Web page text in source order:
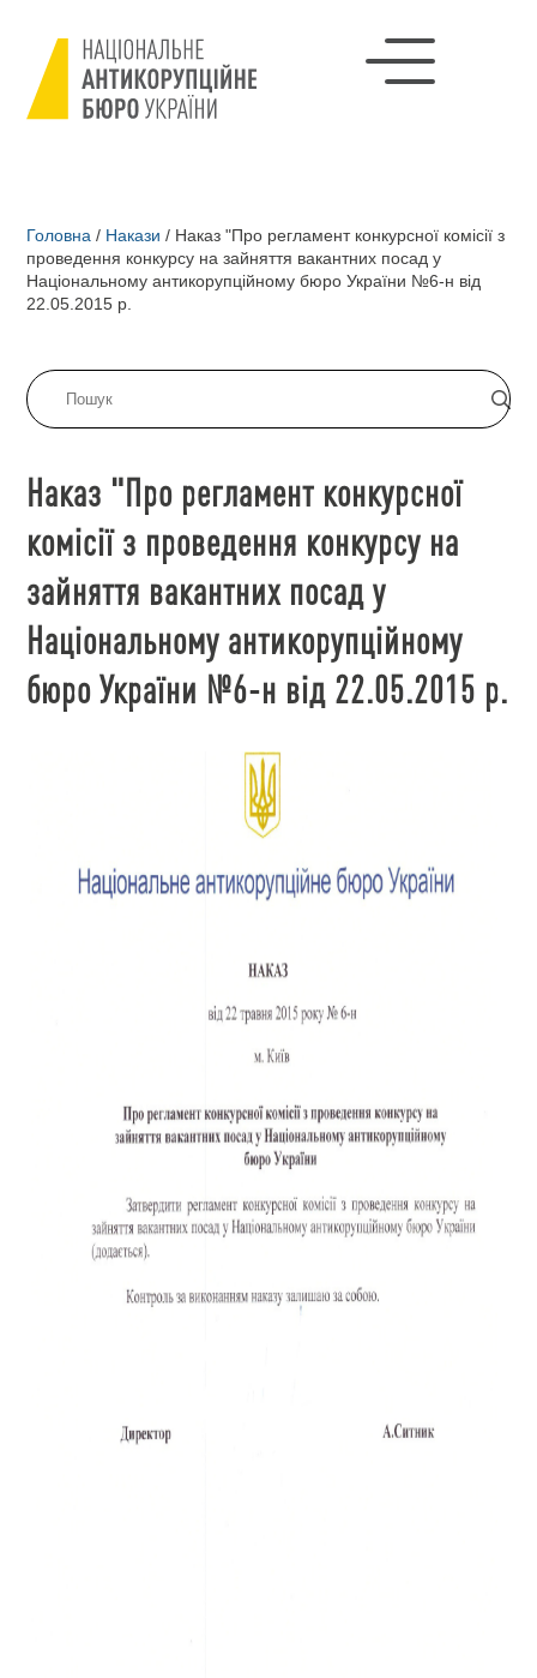
Головна / Накази / Наказ "Про регламент конкурсної комісії з
проведення конкурсу на зайняття вакантних посад у
Національному антикорупційному бюро України №6-н від
22.05.2015 р.
Наказ "Про регламент конкурсної
комісії з проведення конкурсу на
зайняття вакантних посад у
Національному антикорупційному
бюро України №6-н від 22.05.2015 р.